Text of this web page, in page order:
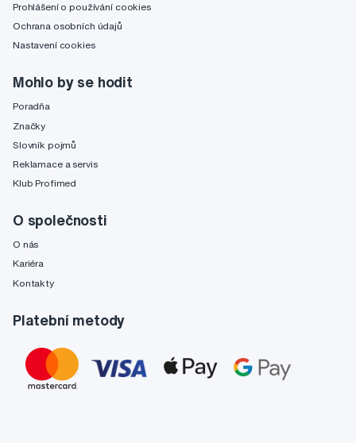
Prohlášení o používání cookies
Ochrana osobních údajů
Nastavení cookies
Mohlo by se hodit
Poradňa
Značky
Slovník pojmů
Reklamace a servis
Klub Profimed
O společnosti
O nás
Kariéra
Kontakty
Platební metody